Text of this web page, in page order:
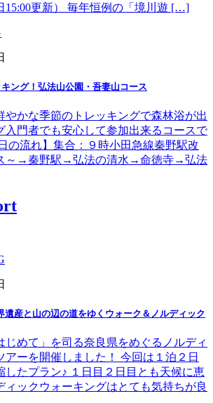
15:00更新） 毎年恒例の「境川遊 […]
ング！弘法山公園・吾妻山コース
やかな季節のトレッキングで森林浴が出
入門者でも安心して参加出来るコースで
の流れ】集合：９時小田急線秦野駅改
～→秦野駅→弘法の清水→命徳寺→弘法
遺産と山の辺の道をゆくウォーク＆ノルディック
じめて」を司る奈良県をめぐるノルディ
アーを開催しました！ 今回は１泊２日
したプラン♪ １日目２日目とも天候に恵
ィックウォーキングはとても気持ちが良